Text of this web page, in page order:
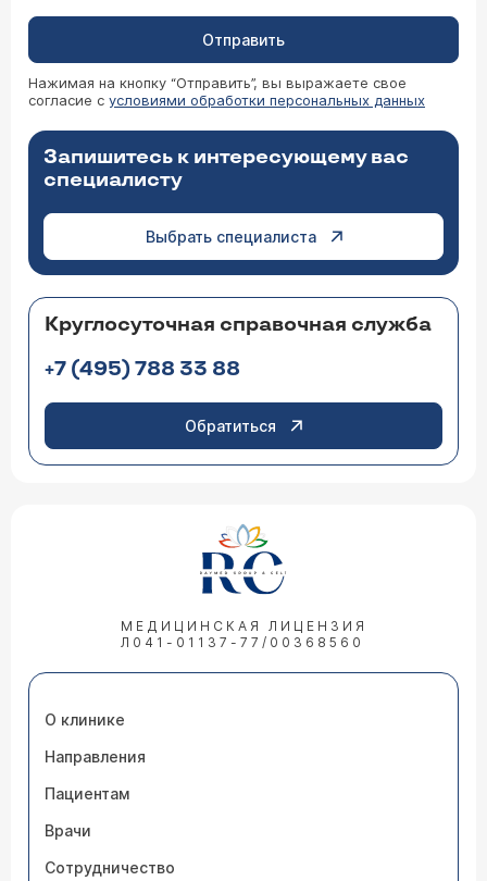
Отправить
Нажимая на кнопку “Отправить”, вы выражаете свое
согласие с условиями обработки персональных данных
Запишитесь к интересующему вас
специалисту
Выбрать специалиста
Круглосуточная справочная служба
+7 (495) 788 33 88
Обратиться
МЕДИЦИНСКАЯ ЛИЦЕНЗИЯ
Л041-01137-77/00368560
О клинике
Направления
Пациентам
Врачи
Сотрудничество